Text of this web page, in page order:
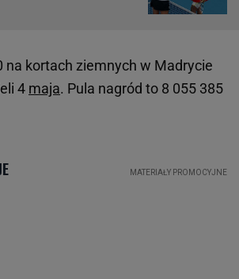
na kortach ziemnych w Madrycie
4 maja. Pula nagród to 8 055 385